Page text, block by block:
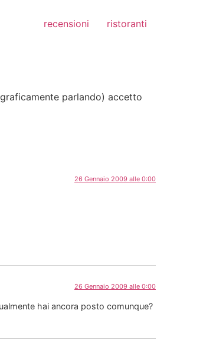
recensioni ristoranti
parlando) accetto
26 Gennaio 2009 alle 0:00
26 Gennaio 2009 alle 0:00
hai ancora posto comunque?